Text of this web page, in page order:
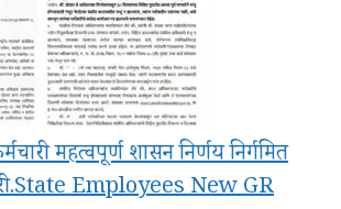
महत्वपूर्ण शासन निर्णय निर्गमित
Employees New GR